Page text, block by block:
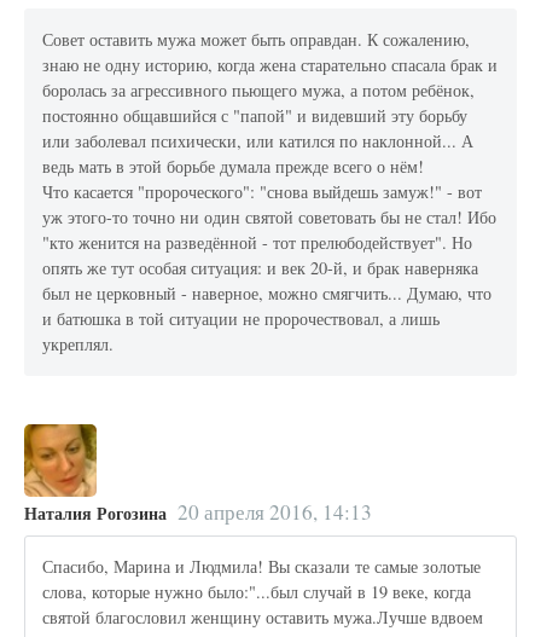
Совет оставить мужа может быть оправдан. К сожалению,
знаю не одну историю, когда жена старательно спасала брак и
боролась за агрессивного пьющего мужа, а потом ребёнок,
постоянно общавшийся с "папой" и видевший эту борьбу
или заболевал психически, или катился по наклонной... А
ведь мать в этой борьбе думала прежде всего о нём!
Что касается "пророческого": "снова выйдешь замуж!" - вот
уж этого-то точно ни один святой советовать бы не стал! Ибо
"кто женится на разведённой - тот прелюбодействует". Но
опять же тут особая ситуация: и век 20-й, и брак наверняка
был не церковный - наверное, можно смягчить... Думаю, что
и батюшка в той ситуации не пророчествовал, а лишь
укреплял.
Наталия Рогозина 20 апреля 2016, 14:13
Спасибо, Марина и Людмила! Вы сказали те самые золотые
слова, которые нужно было:"...был случай в 19 веке, когда
святой благословил женщину оставить мужа.Лучше вдвоем